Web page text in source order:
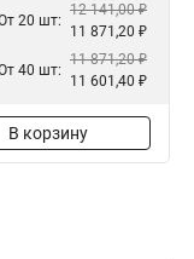
20 шт:
12 141,00 ₽
11 871,20 ₽
40 шт:
11 871,20 ₽
11 601,40 ₽
В корзину